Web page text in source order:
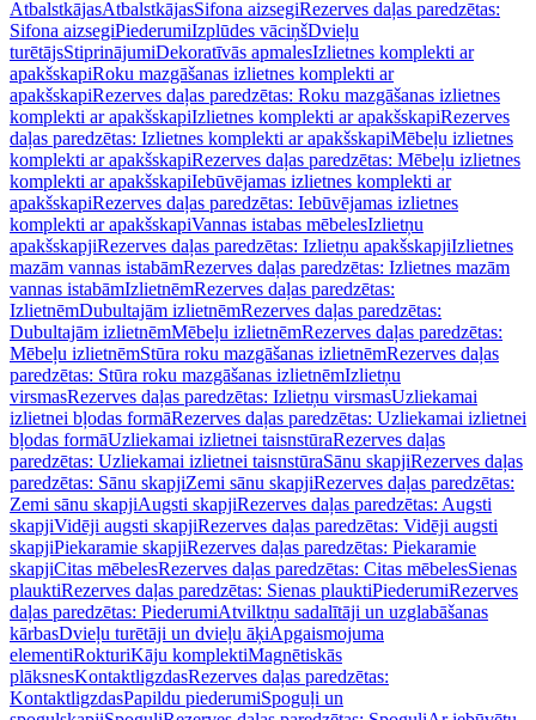
AtbalstkājasAtbalstkājasSifona aizsegiRezerves daļas paredzētas:
Sifona aizsegiPiederumiIzplūdes vāciņšDvieļu
turētājsStiprinājumiDekoratīvās apmalesIzlietnes komplekti ar
apakšskapiRoku mazgāšanas izlietnes komplekti ar
apakšskapiRezerves daļas paredzētas: Roku mazgāšanas izlietnes
komplekti ar apakšskapiIzlietnes komplekti ar apakšskapiRezerves
daļas paredzētas: Izlietnes komplekti ar apakšskapiMēbeļu izlietnes
komplekti ar apakšskapiRezerves daļas paredzētas: Mēbeļu izlietnes
komplekti ar apakšskapiIebūvējamas izlietnes komplekti ar
apakšskapiRezerves daļas paredzētas: Iebūvējamas izlietnes
komplekti ar apakšskapiVannas istabas mēbelesIzlietņu
apakšskapjiRezerves daļas paredzētas: Izlietņu apakšskapjiIzlietnes
mazām vannas istabāmRezerves daļas paredzētas: Izlietnes mazām
vannas istabāmIzlietnēmRezerves daļas paredzētas:
IzlietnēmDubultajām izlietnēmRezerves daļas paredzētas:
Dubultajām izlietnēmMēbeļu izlietnēmRezerves daļas paredzētas:
Mēbeļu izlietnēmStūra roku mazgāšanas izlietnēmRezerves daļas
paredzētas: Stūra roku mazgāšanas izlietnēmIzlietņu
virsmasRezerves daļas paredzētas: Izlietņu virsmasUzliekamai
izlietnei bļodas formāRezerves daļas paredzētas: Uzliekamai izlietnei
bļodas formāUzliekamai izlietnei taisnstūraRezerves daļas
paredzētas: Uzliekamai izlietnei taisnstūraSānu skapjiRezerves daļas
paredzētas: Sānu skapjiZemi sānu skapjiRezerves daļas paredzētas:
Zemi sānu skapjiAugsti skapjiRezerves daļas paredzētas: Augsti
skapjiVidēji augsti skapjiRezerves daļas paredzētas: Vidēji augsti
skapjiPiekaramie skapjiRezerves daļas paredzētas: Piekaramie
skapjiCitas mēbelesRezerves daļas paredzētas: Citas mēbelesSienas
plauktiRezerves daļas paredzētas: Sienas plauktiPiederumiRezerves
daļas paredzētas: PiederumiAtvilktņu sadalītāji un uzglabāšanas
kārbasDvieļu turētāji un dvieļu āķiApgaismojuma
elementiRokturiKāju komplektiMagnētiskās
plāksnesKontaktligzdasRezerves daļas paredzētas:
KontaktligzdasPapildu piederumiSpoguļi un